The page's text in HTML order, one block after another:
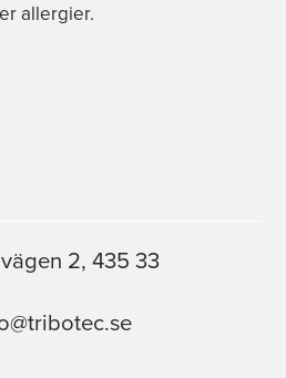
allergier.
2, 435 33